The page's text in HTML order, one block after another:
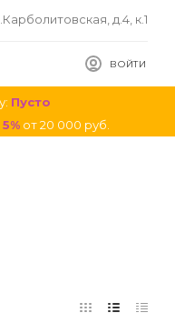
д.4, к.1
ВОЙТИ
Пусто
5% от20 000 руб.